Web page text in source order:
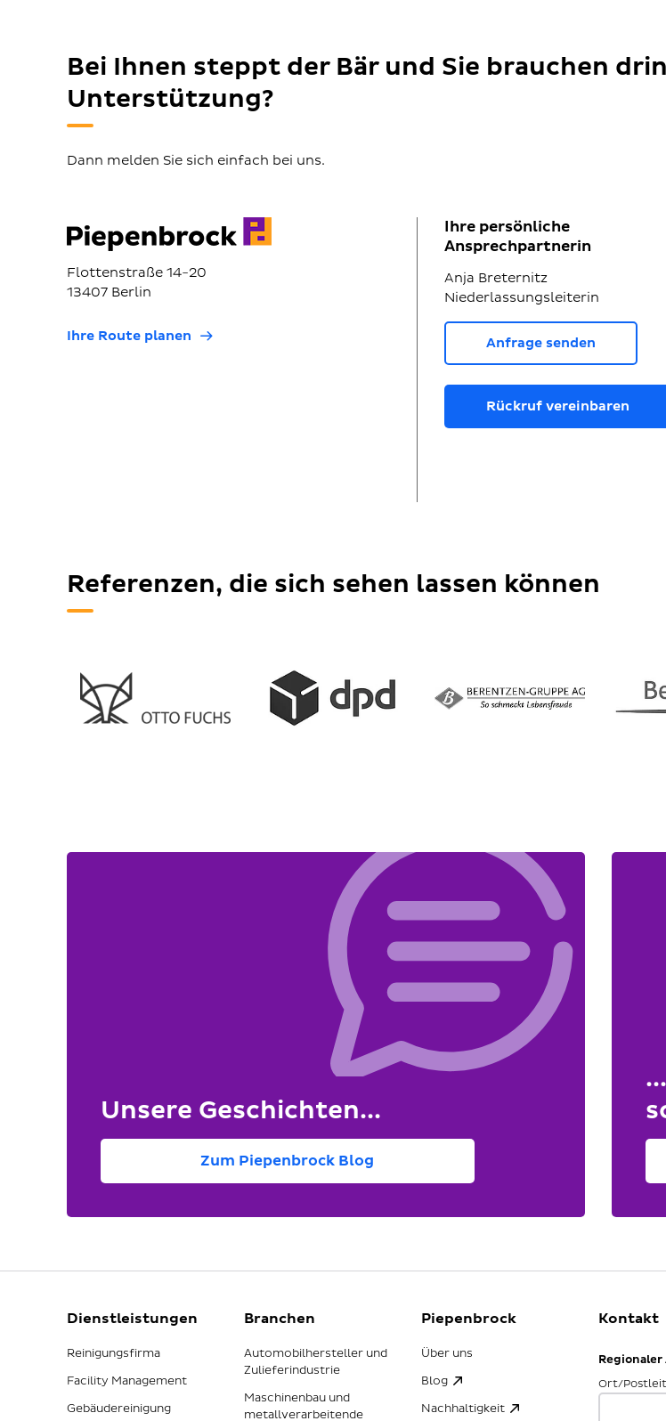
Bei Ihnen steppt der Bär und Sie brauchen
Unterstützung?
Dann melden Sie sich einfach bei uns.
Flottenstraße 14-20
13407 Berlin
Ihre Route planen
Ihre persönliche
Ansprechpartnerin
Anja Breternitz
Niederlassungsleiterin
Anfrage senden
Rückruf vereinbaren
Referenzen, die sich sehen lassen können
Unsere Geschichten...
Zum Piepenbrock Blog
Dienstleistungen
Reinigungsfirma
Facility Management
Gebäudereinigung
Branchen
Automobilhersteller und
Zulieferindustrie
Maschinenbau und
metallverarbeitende
Piepenbrock
Über uns
Blog
Nachhaltigkeit
Kontakt
Ort/